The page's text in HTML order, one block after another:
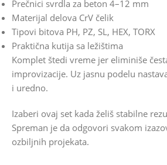
Prečnici svrdla za beton 4–12 mm
Materijal delova CrV čelik
Tipovi bitova PH, PZ, SL, HEX, TORX
Praktična kutija sa ležištima
Komplet štedi vreme jer eliminiše
improvizacije. Uz jasnu podelu
i uredno.
Izaberi ovaj set kada želiš stabilne
Spreman je da odgovori svakom
ozbiljnih projekata.